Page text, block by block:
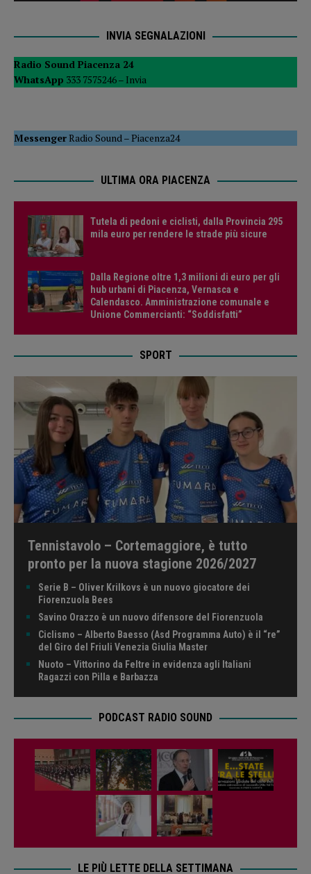
INVIA SEGNALAZIONI
Radio Sound Piacenza 24
WhatsApp 333 7575246 – Invia
MessengerRadio Sound –Piacenza24
ULTIMA ORA PIACENZA
Tutela di pedoni e ciclisti, dalla Provincia 295
mila euro per rendere le strade più sicure
Dalla Regione oltre 1,3 milioni di euro per gli
hub urbani di Piacenza, Vernasca e
Calendasco. Amministrazione comunale e
Unione Commercianti: “Soddisfatti”
SPORT
Tennistavolo – Cortemaggiore, è tutto
pronto per la nuova stagione 2026/2027
Serie B – Oliver Krilkovs è un nuovo giocatore dei
Fiorenzuola Bees
Savino Orazzo è un nuovo difensore del Fiorenzuola
Ciclismo – Alberto Baesso (Asd Programma Auto) è il “re”
del Giro del Friuli Venezia Giulia Master
Nuoto – Vittorino da Feltre in evidenza agli Italiani
Ragazzi con Pilla e Barbazza
PODCAST RADIO SOUND
LE PIÙ LETTE DELLA SETTIMANA